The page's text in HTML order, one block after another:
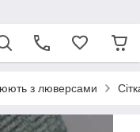
з люверсами